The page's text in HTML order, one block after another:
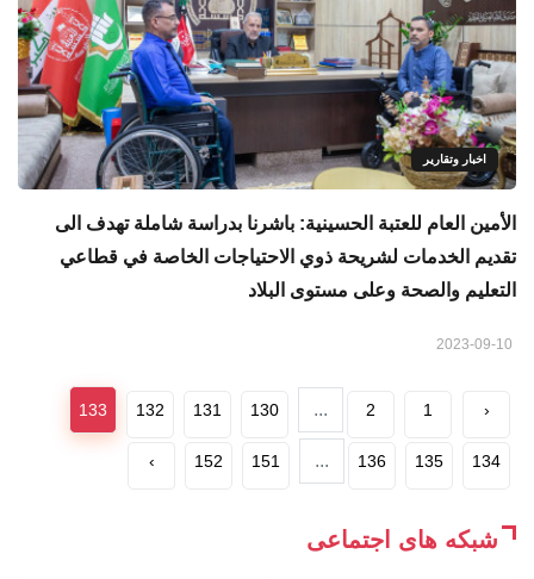
اخبار وتقارير
الأمين العام للعتبة الحسينية: باشرنا بدراسة شاملة تهدف الى
تقديم الخدمات لشريحة ذوي الاحتياجات الخاصة في قطاعي
التعليم والصحة وعلى مستوى البلاد
‹
1
2
...
130
131
132
133
134
135
136
...
151
152
›
شبکه های اجتماعی